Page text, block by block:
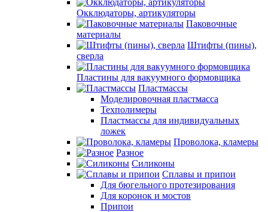
Окклюдаторы, артикуляторы
Паковочные
материалы
Штифты (пины),
сверла
Пластины для вакуумного формовщика
Пластмассы
Моделировочная пластмасса
Техполимеры
Пластмассы для индивидуальных
ложек
Проволока, кламеры
Разное
Силиконы
Сплавы и припои
Для бюгельного протезирования
Для коронок и мостов
Припои